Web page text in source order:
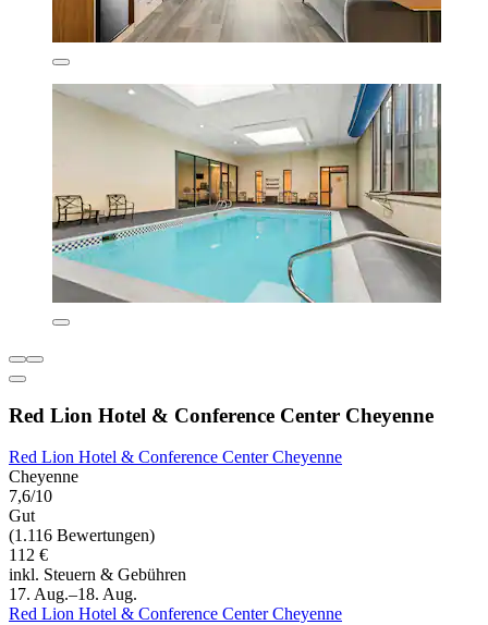
Red Lion Hotel & Conference Center Cheyenne
Red Lion Hotel & Conference Center Cheyenne
Cheyenne
7,6/10
Gut
(1.116 Bewertungen)
112 €
inkl. Steuern & Gebühren
17. Aug.–18. Aug.
Red Lion Hotel & Conference Center Cheyenne